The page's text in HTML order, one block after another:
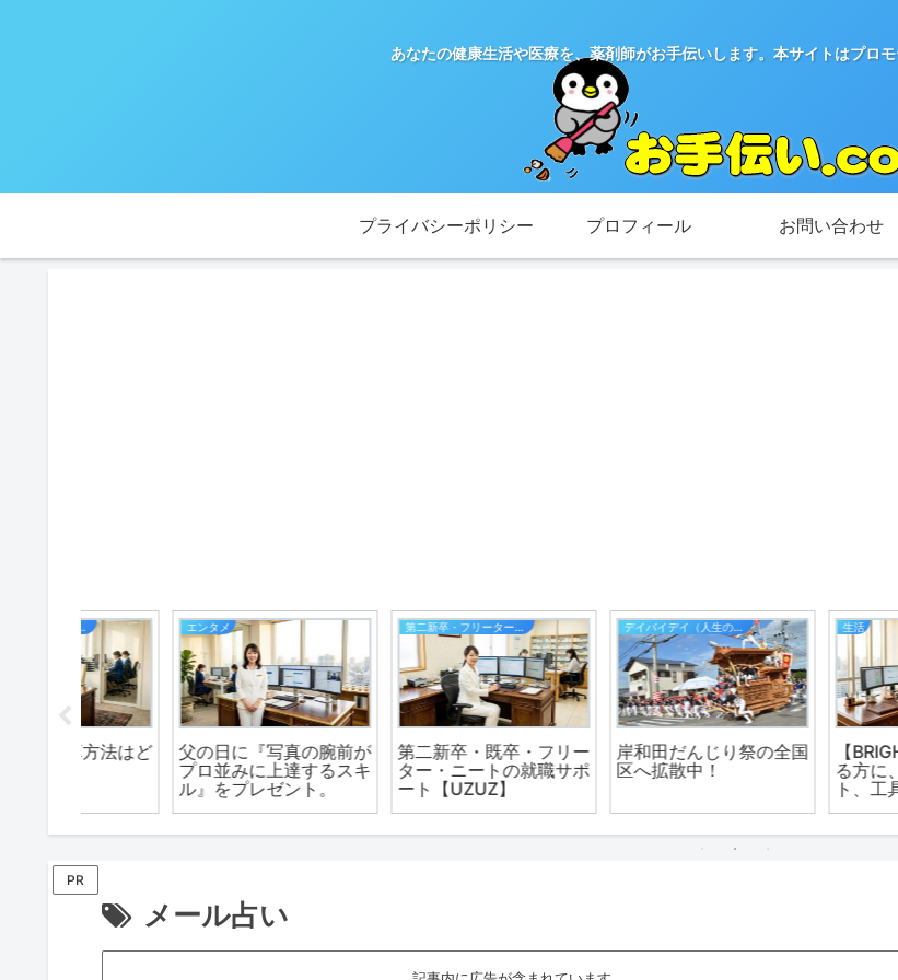
あなたの健康生活や医療を、薬剤師がお手伝いします。本サイトはプロモ
プライバシーポリシー プロフィール お問い合わせ
第二新卒・フリーターさんの就職
第二新卒・既卒・フリー
ター・ニートの就職サポ
ート【UZUZ】
デイバイデイ（人生の散歩道）
岸和田だんじり祭の全国
区へ拡散中！
生活
【BRIGHT DIY】こだわ
る方に、人気のガジェッ
大阪・関西万博の特集記事
大阪・関西万博に
の新規求人が激増
人動向（雇用）に
て、本年２０２５
人が予想通り急増
PR
メール占い